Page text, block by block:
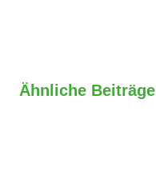
Ähnliche Beiträge